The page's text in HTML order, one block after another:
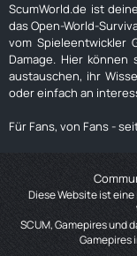
ScumWorld.de ist
das Open-World-
vom Spieleentwickler
Damage. Hier
austauschen, ihr
oder einfach an
Für Fans, von Fans -
Diese Website ist
SCUM, Gamepires und
Gamepires